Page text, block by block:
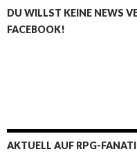
DU WILLST KEINE NEWS
FACEBOOK!
AKTUELL AUF RPG-